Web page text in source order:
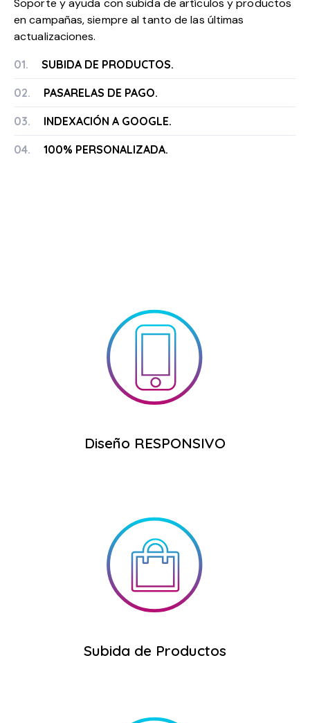
Soporte y ayuda con subida de artículos y productos
en campañas, siempre al tanto de las últimas
actualizaciones.
01. SUBIDA DE PRODUCTOS.
02. PASARELAS DE PAGO.
03. INDEXACIÓN A GOOGLE.
04. 100% PERSONALIZADA.
Diseño RESPONSIVO
PÁGINAS ADAPTADAS PARA CUALQUIER
DISPOSITIVO YA SEA TABLET,
SMARTPHONE O PC.
Subida de Productos
Te subiremos productos antes de lanzar
tu tienda online para que puedas
comenzar a generar ventas desde el día
1.